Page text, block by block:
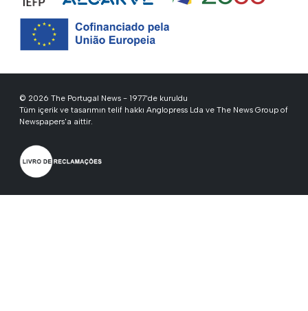
© 2026 The Portugal News - 1977'de kuruldu
Tüm içerik ve tasarımın telif hakkı Anglopress Lda ve The News Group of
Newspapers'a aittir.